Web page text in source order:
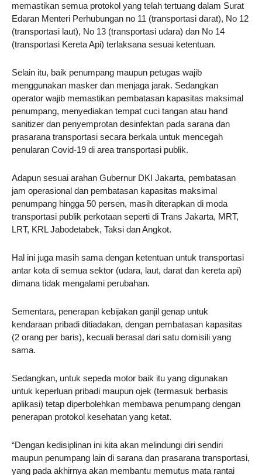
memastikan semua protokol yang telah tertuang dalam Surat
Edaran Menteri Perhubungan no 11 (transportasi darat), No 12
(transportasi laut), No 13 (transportasi udara) dan No 14
(transportasi Kereta Api) terlaksana sesuai ketentuan.
Selain itu, baik penumpang maupun petugas wajib
menggunakan masker dan menjaga jarak. Sedangkan
operator wajib memastikan pembatasan kapasitas maksimal
penumpang, menyediakan tempat cuci tangan atau hand
sanitizer dan penyemprotan desinfektan pada sarana dan
prasarana transportasi secara berkala untuk mencegah
penularan Covid-19 di area transportasi publik.
Adapun sesuai arahan Gubernur DKI Jakarta, pembatasan
jam operasional dan pembatasan kapasitas maksimal
penumpang hingga 50 persen, masih diterapkan di moda
transportasi publik perkotaan seperti di Trans Jakarta, MRT,
LRT, KRL Jabodetabek, Taksi dan Angkot.
Hal ini juga masih sama dengan ketentuan untuk transportasi
antar kota di semua sektor (udara, laut, darat dan kereta api)
dimana tidak mengalami perubahan.
Sementara, penerapan kebijakan ganjil genap untuk
kendaraan pribadi ditiadakan, dengan pembatasan kapasitas
(2 orang per baris), kecuali berasal dari satu domisili yang
sama.
Sedangkan, untuk sepeda motor baik itu yang digunakan
untuk keperluan pribadi maupun ojek (termasuk berbasis
aplikasi) tetap diperbolehkan membawa penumpang dengan
penerapan protokol kesehatan yang ketat.
“Dengan kedisiplinan ini kita akan melindungi diri sendiri
maupun penumpang lain di sarana dan prasarana transportasi,
yang pada akhirnya akan membantu memutus mata rantai